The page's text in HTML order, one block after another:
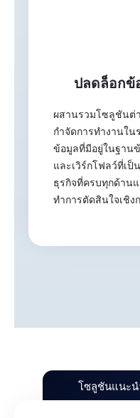
ปลดล็อกข้
ผสานรวมโซลูชั
กำจัดการทำงานใ
ข้อมูลที่มีอยู่ในฐาน
และเวิร์กโฟลว์ที่เ
ธุรกิจที่ครบทุกด้าน
ทำการตัดสินใจเชิง
โซลูชันแนะน